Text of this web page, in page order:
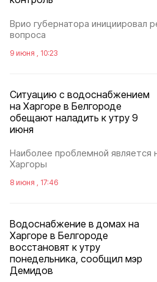
Врио губернатора инициировал
вопроса
9 июня , 10:23
Ситуацию с водоснабжением
на Харгоре в Белгороде
обещают наладить к утру 9
июня
Наиболее проблемной является
Харгоры
8 июня , 17:46
Водоснабжение в домах на
Харгоре в Белгороде
восстановят к утру
понедельника, сообщил мэр
Демидов